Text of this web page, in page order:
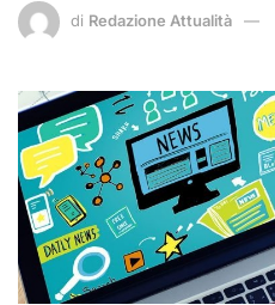
di Redazione Attualità